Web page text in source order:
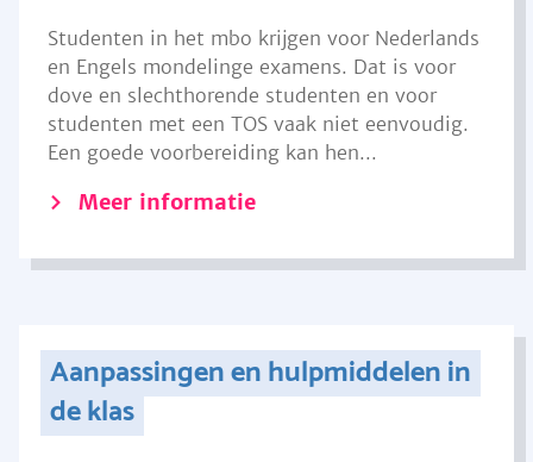
Studenten in het mbo krijgen voor Nederlands
en Engels mondelinge examens. Dat is voor
dove en slechthorende studenten en voor
studenten met een TOS vaak niet eenvoudig.
Een goede voorbereiding kan hen...
Meer informatie
Aanpassingen en hulpmiddelen in
de klas